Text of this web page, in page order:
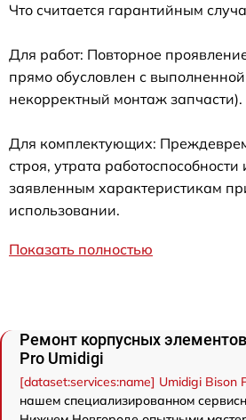
Что считается гарантийным
Для работ: Повторное
прямо обусловлен с
некорректный монтаж запчасти).
Для комплектующих:
строя, утрата работоспособности
заявленным характеристикам
использовании.
Показать полностью
Ремонт корпусных
Pro Umidigi
[dataset:services:name] Umidigi Bison
нашем специализированном